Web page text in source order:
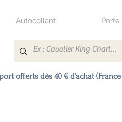
Autocollant Porte
offerts dès 40 € d’achat